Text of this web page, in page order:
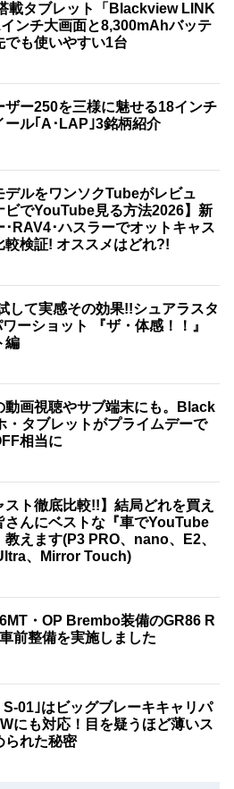
載タブレット「Blackview LINK
ンチ大画面と8,300mAhバッテ
でも使いやすい1台
ザー250を三様に魅せる18インチ
ール｢A･LAP｣3銘柄紹介
デルをワンソクTubeがレビュ
ビでYouTube見る方法2026】新
･RAV4･ハスラーでオットキャス
較検証! オススメはどれ?!
して実感その効果!!シュアラスタ
ーショット 『ザ・体感！！』
編
動画視聴やサブ端末にも。Black
・タブレットがプライムデーで
相当に
スト徹底比較!!】結局どれを買え
さんにベストな『車でYouTube
教えます(P3 PRO、nano、E2、
、Mirror Touch)
・OP Brembo装備のGR86 R
前整備を実施しました
S-01｣はビッグブレーキキャリパ
にも対応！目を疑うほど薄いス
られた秘密